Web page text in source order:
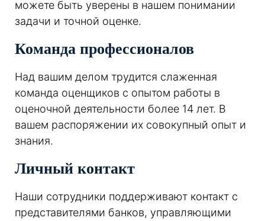
можете быть уверены в нашем понимании
задачи и точной оценке.
Команда профессионалов
Над вашим делом трудится слаженная
команда оценщиков с опытом работы в
оценочной деятельности более 14 лет. В
вашем распоряжении их совокупный опыт и
знания.
Личный контакт
Наши сотрудники поддерживают контакт с
представителями банков, управляющими